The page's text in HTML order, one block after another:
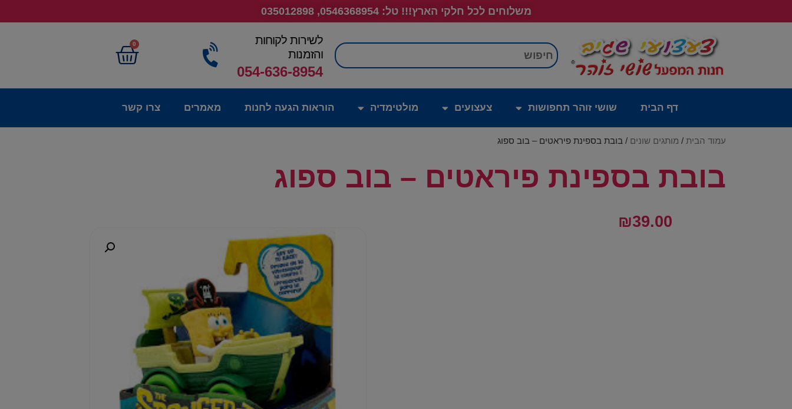
משלוחים לכל חלקי הארץ!!! טל: 0546368954, 035012898
חיפוש
לשירות לקוחות
והזמנות
054-636-8954
0
דף הבית שושי זוהר תחפושות צעצועים מולטימדיה הוראות הגעה לחנות מאמרים צרו קשר
עמוד הבית / מותגים שונים / בובת בספינת פיראטים – בוב ספוג
בובת בספינת פיראטים – בוב ספוג
₪39.00